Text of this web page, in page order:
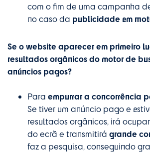
com o fim de uma campanha
no caso da publicidade em
Se o website aparecer em primeiro
resultados orgânicos do motor de
anúncios pagos?
Para empurrar a concorrência
Se tiver um anúncio pago e
resultados orgânicos, irá
do ecrã e transmitirá grande
faz a pesquisa, conseguindo